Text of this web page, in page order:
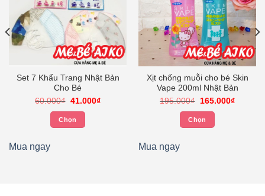
Set 7 Khẩu Trang Nhật Bản
Cho Bé
60.000₫ Giá
60.000₫.
41.000₫Giá
Chọn
Mua ngay
Xịt chống muỗi cho bé Skin
Vape 200ml Nhật Bản
195.000₫
Giá
195.000₫.
165.000₫Giá
Chọn
Mua ngay